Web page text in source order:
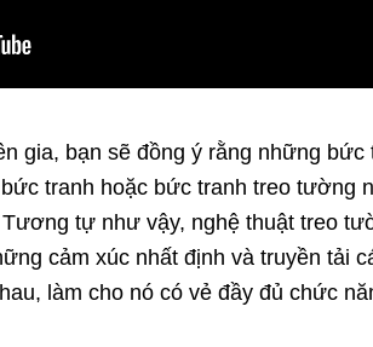
gia, bạn sẽ đồng ý rằng những
tranh hoặc bức tranh treo tường
tự như vậy, nghệ thuật treo
cảm xúc nhất định và truyền tải
làm cho nó có vẻ đầy đủ chức